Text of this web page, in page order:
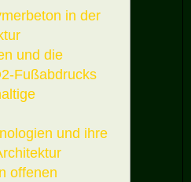
in der
und die
Fußabdrucks
und ihre
offenen